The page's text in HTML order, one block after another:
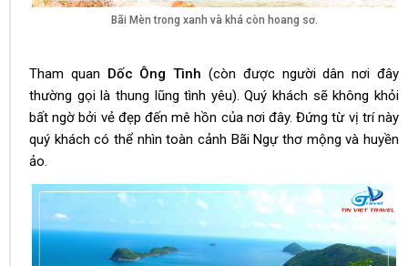
Bãi Mèn trong xanh và khá còn hoang sơ.
Tham quan Dốc Ông Tình (còn được người dân nơi đây
thường gọi là thung lũng tình yêu). Quý khách sẽ không khỏi
bất ngờ bởi vẻ đẹp đến mê hồn của nơi đây. Đứng từ vị trí này
quý khách có thể nhìn toàn cảnh Bãi Ngự thơ mộng và huyền
ảo.